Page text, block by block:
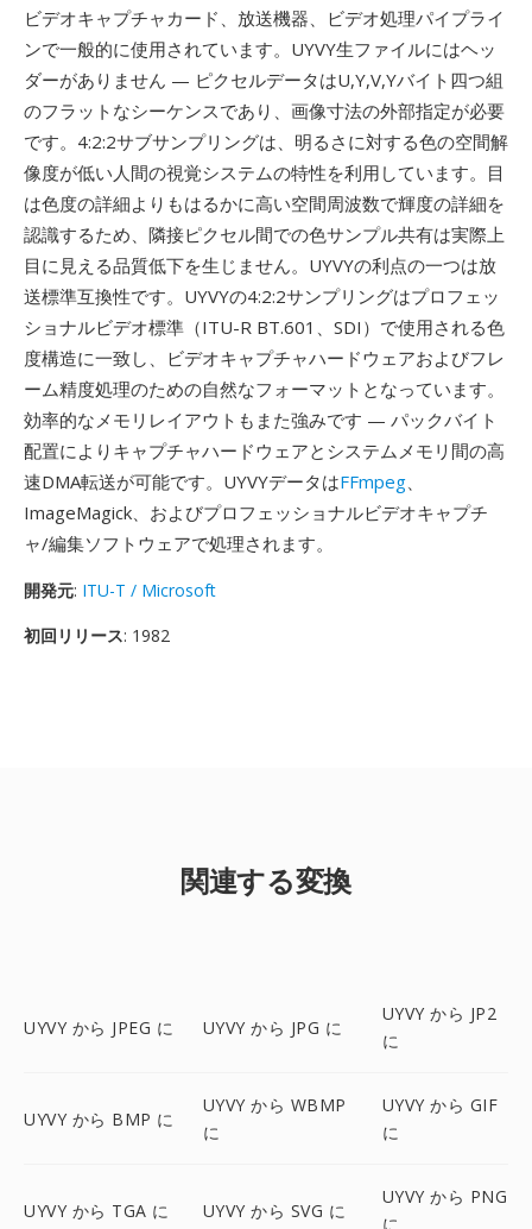
ビデオキャプチャカード、放送機器、ビデオ処理パイプライ
ンで一般的に使用されています。UYVY生ファイルにはヘッ
ダーがありません — ピクセルデータはU,Y,V,Yバイト四つ組
のフラットなシーケンスであり、画像寸法の外部指定が必要
です。4:2:2サブサンプリングは、明るさに対する色の空間解
像度が低い人間の視覚システムの特性を利用しています。目
は色度の詳細よりもはるかに高い空間周波数で輝度の詳細を
認識するため、隣接ピクセル間での色サンプル共有は実際上
目に見える品質低下を生じません。UYVYの利点の一つは放
送標準互換性です。UYVYの4:2:2サンプリングはプロフェッ
ショナルビデオ標準（ITU-R BT.601、SDI）で使用される色
度構造に一致し、ビデオキャプチャハードウェアおよびフレ
ーム精度処理のための自然なフォーマットとなっています。
効率的なメモリレイアウトもまた強みです — パックバイト
配置によりキャプチャハードウェアとシステムメモリ間の高
速DMA転送が可能です。UYVYデータはFFmpeg、
ImageMagick、およびプロフェッショナルビデオキャプチ
ャ/編集ソフトウェアで処理されます。
開発元: ITU-T / Microsoft
初回リリース: 1982
関連する変換
UYVY から JPEG に UYVY から JPG に
UYVY から JP2
に
UYVY から BMP に
UYVY から WBMP
に
UYVY から GIF
に
UYVY から TGA に UYVY から SVG に
UYVY から PNG
に